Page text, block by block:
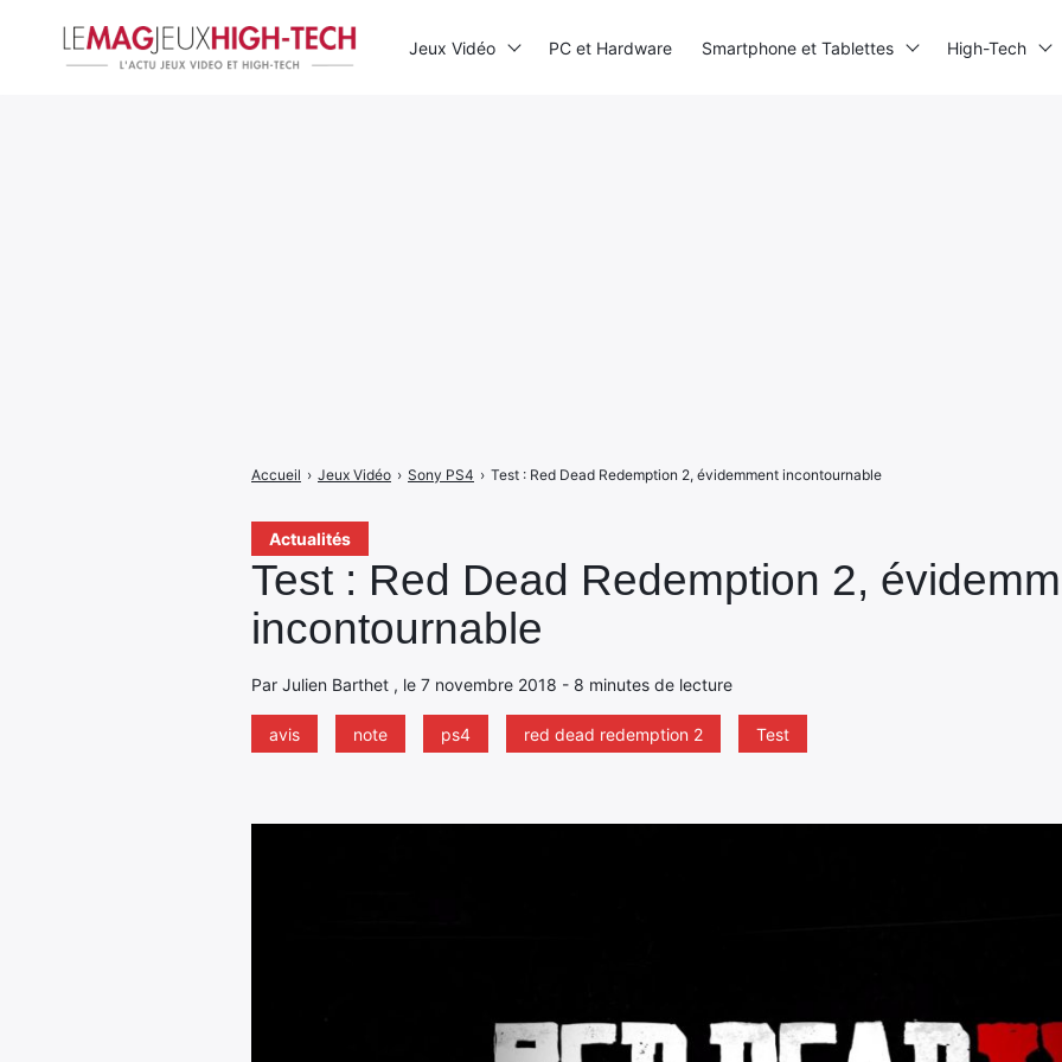
Actualités
Test : Red Dead Redemption 2,
incontournable
Par Julien Barthet , le 7 novembre 2018 - 8 minutes de lecture
avis note ps4 red dead redemption 2 Test
Accueil › Jeux Vidéo › Sony PS4 › Test : Red Dead Redemption 2, évidemment incontournable
Jeux Vidéo PC et Hardware Smartphone et Tablettes High-Tech